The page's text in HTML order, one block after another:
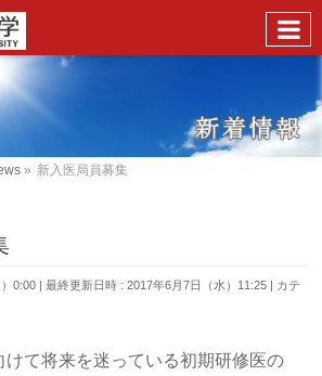
» 新入医局員募集
0:00 最終更新日時 : 2017年6月7日（水）11:25
カテ
けて将来を迷っている初期研修医の